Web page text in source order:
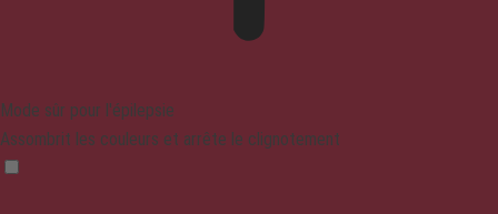
Mode sûr pour l'épilepsie
Assombrit les couleurs et arrête le clignotement